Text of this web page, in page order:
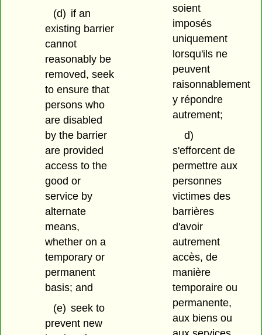
(d) if an
existing barrier
cannot
reasonably be
removed, seek
to ensure that
persons who
are disabled
by the barrier
are provided
access to the
good or
service by
alternate
means,
whether on a
temporary or
permanent
basis; and
(e) seek to
prevent new
soient
imposés
uniquement
lorsqu'ils ne
peuvent
raisonnablement
y répondre
autrement;
d)
s'efforcent de
permettre aux
personnes
victimes des
barrières
d'avoir
autrement
accès, de
manière
temporaire ou
permanente,
aux biens ou